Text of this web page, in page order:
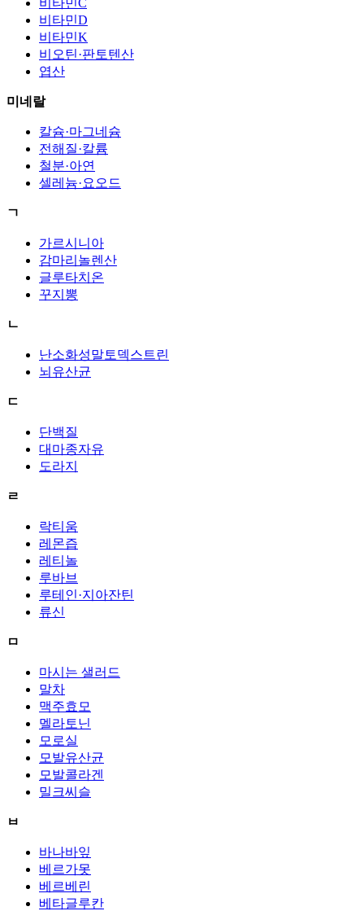
비타민D
비타민K
비오틴·판토텐산
엽산
미네랄
칼슘·마그네슘
전해질·칼륨
철분·아연
셀레늄·요오드
ㄱ
가르시니아
감마리놀렌산
글루타치온
꾸지뽕
ㄴ
난소화성말토덱스트린
뇌유산균
ㄷ
단백질
대마종자유
도라지
ㄹ
락티움
레몬즙
레티놀
루바브
루테인·지아잔틴
류신
ㅁ
마시는 샐러드
말차
맥주효모
멜라토닌
모로실
모발유산균
모발콜라겐
밀크씨슬
ㅂ
바나바잎
베르가못
베르베린
베타글루칸